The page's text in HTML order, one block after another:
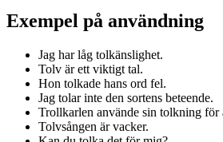
Exempel på användning
Jag har låg tolkänslighet.
Tolv är ett viktigt tal.
Hon tolkade hans ord fel.
Jag tolar inte den sortens beteende.
Trollkarlen använde sin tolkning
Tolvsången är vacker.